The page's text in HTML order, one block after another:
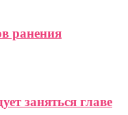
ранения
заняться главе